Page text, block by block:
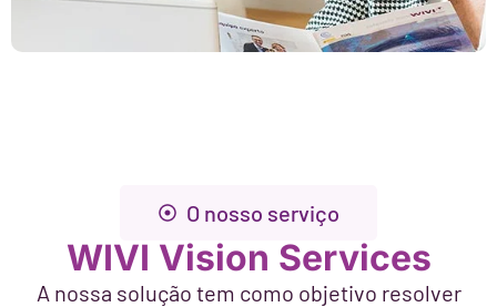
O nosso serviço
WIVI Vision Services
A nossa solução tem como objetivo resolver